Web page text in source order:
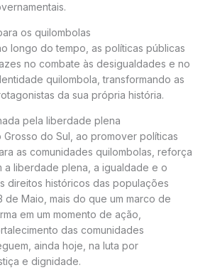
os quilombolas
longo do tempo, as políticas públicas
no combate às desigualdades e no
quilombola, transformando as
da sua própria história.
pela liberdade plena
do Sul, ao promover políticas
as comunidades quilombolas, reforça
a liberdade plena, a igualdade e o
direitos históricos das populações
de Maio, mais do que um marco de
em um momento de ação,
das comunidades
ainda hoje, na luta por
e dignidade.